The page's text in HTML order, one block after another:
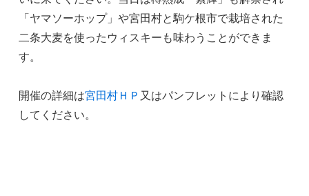
「ヤマソーホップ」や宮田村と駒ケ根市で栽培された
二条大麦を使ったウィスキーも味わうことができま
す。
開催の詳細は宮田村ＨＰ 又はパンフレットにより確認
してください。